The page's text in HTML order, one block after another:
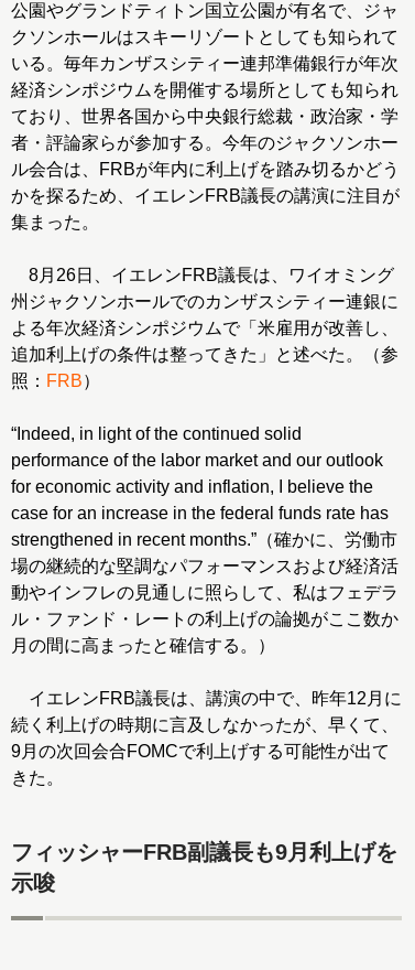
公園やグランドティトン国立公園が有名で、ジャ
クソンホールはスキーリゾートとしても知られて
いる。毎年カンザスシティー連邦準備銀行が年次
経済シンポジウムを開催する場所としても知られ
ており、世界各国から中央銀行総裁・政治家・学
者・評論家らが参加する。今年のジャクソンホー
ル会合は、FRBが年内に利上げを踏み切るかどう
かを探るため、イエレンFRB議長の講演に注目が
集まった。
8月26日、イエレンFRB議長は、ワイオミング
州ジャクソンホールでのカンザスシティー連銀に
よる年次経済シンポジウムで「米雇用が改善し、
追加利上げの条件は整ってきた」と述べた。（参
照： FRB）
“Indeed, in light of the continued solid
performance of the labor market and our outlook
for economic activity and inflation, I believe the
case for an increase in the federal funds rate has
strengthened in recent months.”（確かに、労働市
場の継続的な堅調なパフォーマンスおよび経済活
動やインフレの見通しに照らして、私はフェデラ
ル・ファンド・レートの利上げの論拠がここ数か
月の間に高まったと確信する。）
イエレンFRB議長は、講演の中で、昨年12月に
続く利上げの時期に言及しなかったが、早くて、
9月の次回会合FOMCで利上げする可能性が出て
きた。
フィッシャーFRB副議長も9月利上げを
示唆